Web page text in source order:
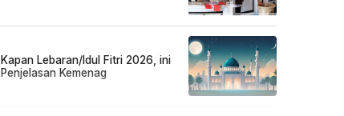
Kapan Lebaran/Idul Fitri 2026, ini
Penjelasan Kemenag